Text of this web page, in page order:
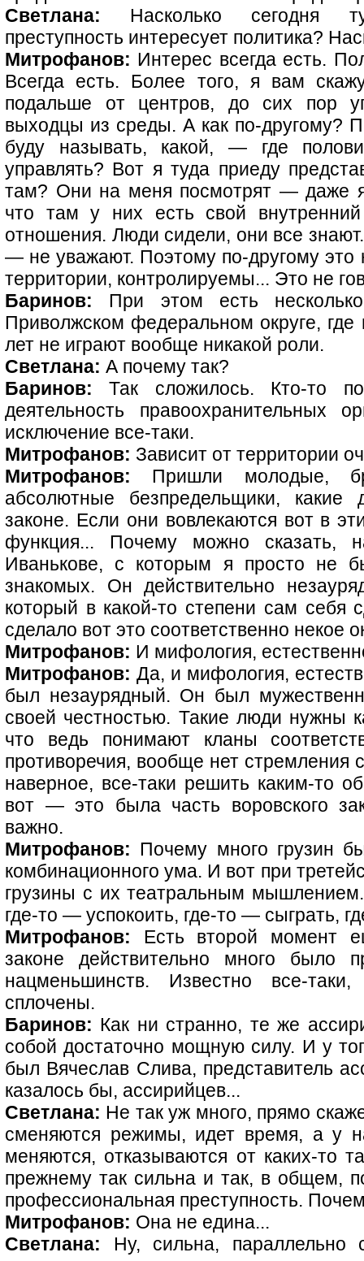
Светлана: Насколько сегодня
преступность интересует политика?
Митрофанов: Интерес всегда есть.
Всегда есть. Более того, я вам
подальше от центров, до сих пор
выходцы из среды. А как по-другому?
буду называть, какой, — где
управлять? Вот я туда приеду
там? Они на меня посмотрят — даже
что там у них есть свой внутренний
отношения. Люди сидели, они все
— не уважают. Поэтому по-другому это
территории, контролируемы... Это не
Баринов: При этом есть
Приволжском федеральном округе, где
лет не играют вообще никакой роли.
Светлана: А почему так?
Баринов: Так сложилось. Кто-то
деятельность правоохранительных
исключение все-таки.
Митрофанов: Зависит от территории
Митрофанов: Пришли молодые,
абсолютные безпредельщики,
законе. Если они вовлекаются вот в
функция... Почему можно сказать,
Иванькове, с которым я просто не
знакомых. Он действительно
который в какой-то степени сам себя
сделало вот это соответственно некое
Митрофанов: И мифология,
Митрофанов: Да, и мифология,
был незаурядный. Он был
своей честностью. Такие люди нужны
что ведь понимают кланы
противоречия, вообще нет стремления
наверное, все-таки решить каким-то
вот — это была часть воровского
важно.
Митрофанов: Почему много грузин
комбинационного ума. И вот при
грузины с их театральным мышлением.
где-то — успокоить, где-то — сыграть,
Митрофанов: Есть второй момент
законе действительно много было
нацменьшинств. Известно все-
сплочены.
Баринов: Как ни странно, те же
собой достаточно мощную силу. И у
был Вячеслав Слива, представитель
казалось бы, ассирийцев...
Светлана: Не так уж много, прямо
сменяются режимы, идет время, а у
меняются, отказываются от каких-то
прежнему так сильна и так, в общем,
профессиональная преступность.
Митрофанов: Она не едина...
Светлана: Ну, сильна, параллельно